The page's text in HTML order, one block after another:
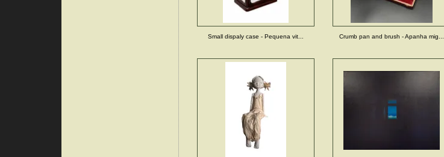
Small dispaly case - Pequena vit... Crumb pan and brush - Apanha mig...